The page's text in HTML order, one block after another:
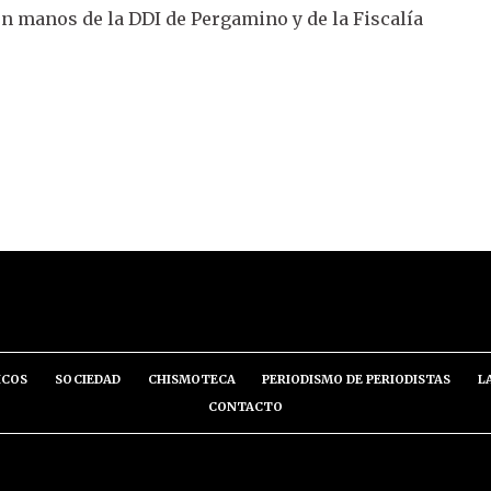
manos de la DDI de Pergamino y de la Fiscalía
SOCIEDAD CHISMOTECA PERIODISMO DE PERIODISTAS
CONTACTO